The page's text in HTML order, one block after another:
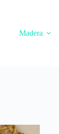
Madera